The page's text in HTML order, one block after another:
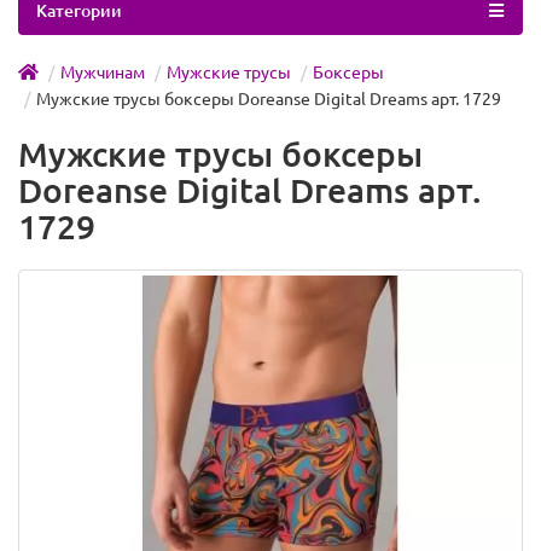
Категории
Мужчинам Мужские трусы
Боксеры
Мужские трусы боксеры Doreanse Digital Dreams арт. 1729
Мужские трусы боксеры
Doreanse Digital Dreams арт.
1729